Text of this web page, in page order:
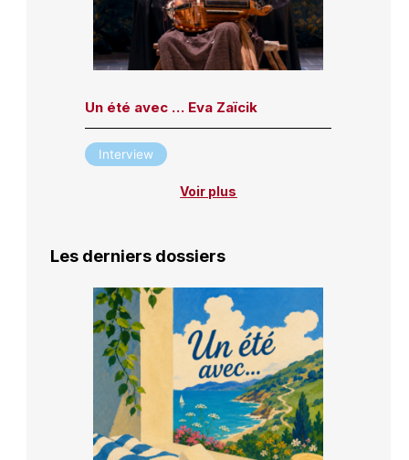
Un été avec … Eva Zaïcik
Interview
Voir plus
Les derniers dossiers